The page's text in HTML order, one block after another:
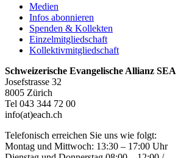
Medien
Infos abonnieren
Spenden & Kollekten
Einzelmitgliedschaft
Kollektivmitgliedschaft
Schweizerische Evangelische Allianz SEA
Josefstrasse 32
8005 Zürich
Tel 043 344 72 00
info(at)each.ch
Telefonisch erreichen Sie uns wie folgt:
Montag und Mittwoch: 13:30 – 17:00 Uhr